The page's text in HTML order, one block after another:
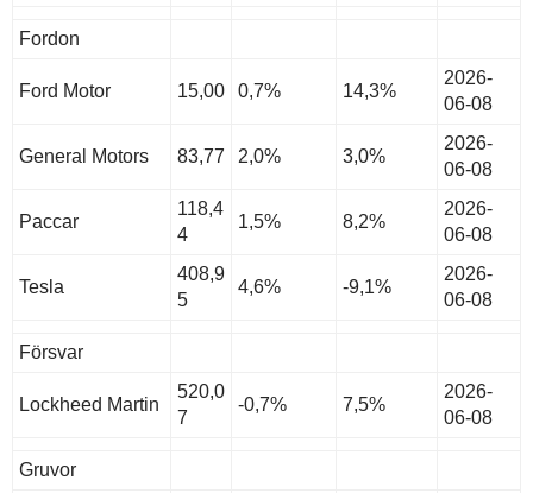
Fordon
Ford Motor 15,00 0,7% 14,3%
2026-
06-08
General Motors 83,77 2,0% 3,0%
2026-
06-08
Paccar
118,4
4
1,5% 8,2%
2026-
06-08
Tesla
408,9
5
4,6% -9,1%
2026-
06-08
Försvar
Lockheed Martin
520,0
7
-0,7% 7,5%
2026-
06-08
Gruvor